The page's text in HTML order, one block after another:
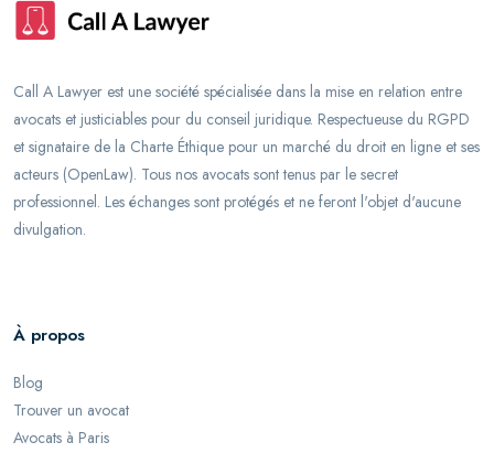
Call A Lawyer est une société spécialisée dans la mise en relation entre
avocats et justiciables pour du conseil juridique. Respectueuse du RGPD
et signataire de la Charte Éthique pour un marché du droit en ligne et ses
acteurs (OpenLaw). Tous nos avocats sont tenus par le secret
professionnel. Les échanges sont protégés et ne feront l'objet d'aucune
divulgation.
À propos
Blog
Trouver un avocat
Avocats à Paris